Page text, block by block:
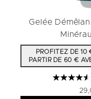
Gelée
PROFITEZ DE 10
PARTIR DE 60 €